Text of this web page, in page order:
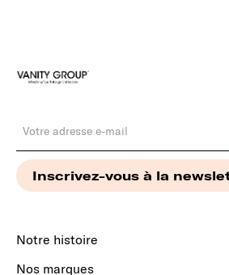
Notre histoire
Nos marques